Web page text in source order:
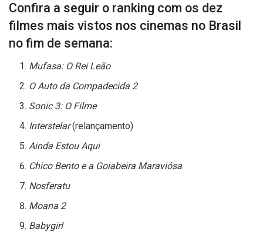
Confira a seguir o ranking com os dez
filmes mais vistos nos cinemas no Brasil
no fim de semana:
Mufasa: O Rei Leão
O Auto da Compadecida 2
Sonic 3: O Filme
Interstelar(relançamento)
Ainda Estou Aqui
Chico Bento e a Goiabeira Maraviósa
Nosferatu
Moana 2
Babygirl